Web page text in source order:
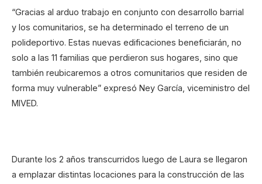
“Gracias al arduo trabajo en conjunto con desarrollo barrial
y los comunitarios, se ha determinado el terreno de un
polideportivo. Estas nuevas edificaciones beneficiarán, no
solo a las 11 familias que perdieron sus hogares, sino que
también reubicaremos a otros comunitarios que residen de
forma muy vulnerable” expresó Ney García, viceministro del
MIVED.
Durante los 2 años transcurridos luego de Laura se llegaron
a emplazar distintas locaciones para la construcción de las